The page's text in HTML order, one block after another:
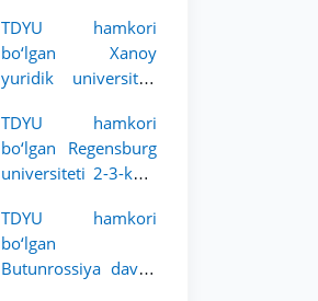
e’lon qildi
kurs talabalari
uchun akademik
mobillik dasturini
TDYU hamkori
bo‘lgan Xanoy
yuridik universiteti
talabalari uchun
akademik mobillik
dasturini e’lon qildi
TDYU hamkori
bo‘lgan Regensburg
universiteti 2-3-kurs
akademik mobillik
dasturini e’lon qildi
TDYU hamkori
bo‘lgan
Butunrossiya davlat